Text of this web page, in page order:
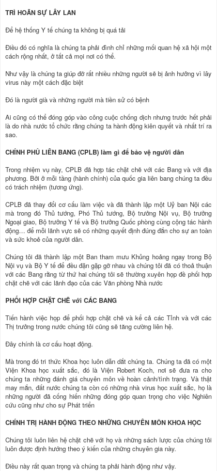
TRÌ HOÃN SỰ LÂY LAN
Để hệ thống Y tế chúng ta không bị quá tải
Điều đó có nghĩa là chúng ta phải đình chỉ những mối quan hệ xã hội một
cách rộng nhất, ở tất cả mọi nơi có thể.
Như vậy là chúng ta giúp đỡ rất nhiều những người sẽ bị ảnh hưởng vì lây
virus này một cách đặc biệt
Đó là người già và những người mà tiền sử có bệnh
Ai cũng có thể đóng góp vào công cuộc chống dịch nhưng trước hết phải
là do nhà nước tổ chức rằng chúng ta hành động kiên quyết và nhất trí ra
sao.
CHÍNH PHỦ LIÊN BANG (CPLB) làm gì để bảo vệ người dân
Trong nhiệm vụ này, CPLB đã hợp tác chặt chẽ với các Bang và với địa
phương. Bởi ở mỗi tầng (hành chính) của quốc gia liên bang chúng ta đều
có trách nhiệm (tương ứng).
CPLB đã thay đổi cơ cấu làm việc và đã thành lập một Uỷ ban Nội các
mà trong đó Thủ tướng, Phó Thủ tướng, Bộ trưởng Nội vụ, Bộ trưởng
Ngoại giao, Bộ trưởng Y tế và Bộ trưởng Quốc phòng cùng cộng tác hành
động… để mỗi lãnh vực sẽ có những quyết định đúng đắn cho sự an toàn
và sức khoẻ của người dân.
Chúng tôi đã thành lập một Ban tham mưu Khủng hoảng ngay trong Bộ
Nội vụ và Bộ Y tế để đều đặn gặp gỡ nhau và chúng tôi đã có thoả thuận
với các Bang rằng từ thứ hai chúng tôi sẽ thường xuyên họp đề phối hợp
chặt chẽ với các lãnh đạo của các Văn phòng Nhà nước
PHỐI HỢP CHẶT CHẼ với CÁC BANG
Tiến hành việc họp để phối hợp chặt chẽ và kể cả các Tỉnh và với các
Thị trưởng trong nước chúng tôi cũng sẽ tăng cường liên hệ.
Đây chính là cơ cấu hoạt động.
Mà trong đó tri thức Khoa học luôn dẫn dắt chúng ta. Chúng ta đã có một
Viện Khoa học xuất sắc, đó là Viện Robert Koch, nơi sẽ đưa ra cho
chúng ta những đánh giá chuyên môn về hoàn cảnh/tình trạng. Và thật
may mắn, đất nước chúng ta còn có những nhà virus học xuất sắc, họ là
những người đã cống hiến những đóng góp quan trọng cho việc Nghiên
cứu cũng như cho sự Phát triển
CHÍNH TRỊ HÀNH ĐỘNG THEO NHỮNG CHUYÊN MÔN KHOA HỌC
Chúng tôi luôn liên hệ chặt chẽ với họ và những sách lược của chúng tôi
luôn được định hướng theo ý kiến của những chuyên gia này.
Điều này rất quan trọng và chúng ta phải hành động như vậy.